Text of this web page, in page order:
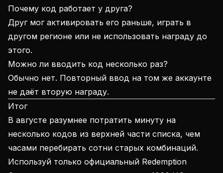
Почему код работает у друга?
Друг мог активировать его раньше, играть в
другом регионе или не использовать награду до
этого.
Можно ли вводить код несколько раз?
Обычно нет. Повторный ввод на том же аккаунте
не даёт вторую награду.
Итог
В августе разумнее потратить минуту на
несколько кодов из верхней части списка, чем
часами перебирать сотни старых комбинаций.
Используй только официальный Redemption